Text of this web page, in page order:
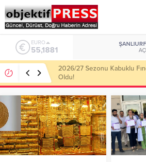
ALTIN
6.660,55
Haliliye Belediyesi Her Gün
Yemek Ulaştırıyor!